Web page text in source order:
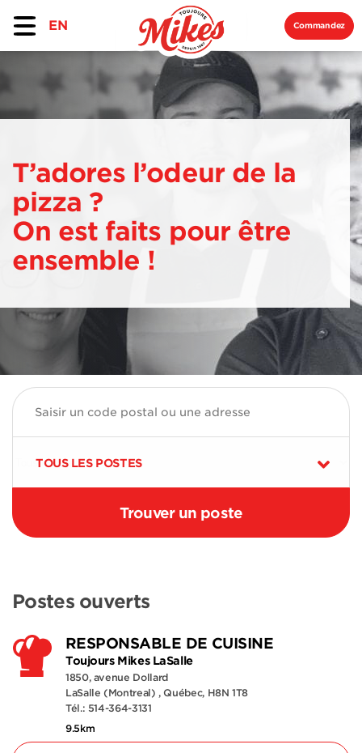
EN Commandez
T’adores l’odeur de la
pizza ?
On est faits pour être
ensemble !
TOUS LES POSTES
Postes ouverts
RESPONSABLE DE CUISINE
Toujours Mikes LaSalle
1850, avenue Dollard
LaSalle (Montreal) , Québec, H8N 1T8
Tél.: 514-364-3131
9.5km